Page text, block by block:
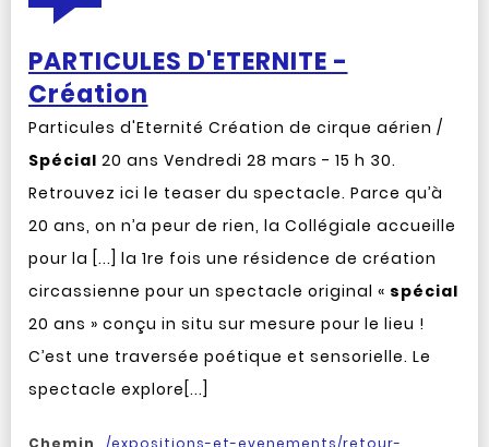
PARTICULES D'ETERNITE -
Création
Particules d'Eternité Création de cirque aérien /
Spécial 20 ans Vendredi 28 mars - 15 h 30.
Retrouvez ici le teaser du spectacle. Parce qu’à
20 ans, on n’a peur de rien, la Collégiale accueille
pour la [...] la 1re fois une résidence de création
circassienne pour un spectacle original « spécial
20 ans » conçu in situ sur mesure pour le lieu !
C’est une traversée poétique et sensorielle. Le
spectacle explore[...]
Chemin
/expositions-et-evenements/retour-